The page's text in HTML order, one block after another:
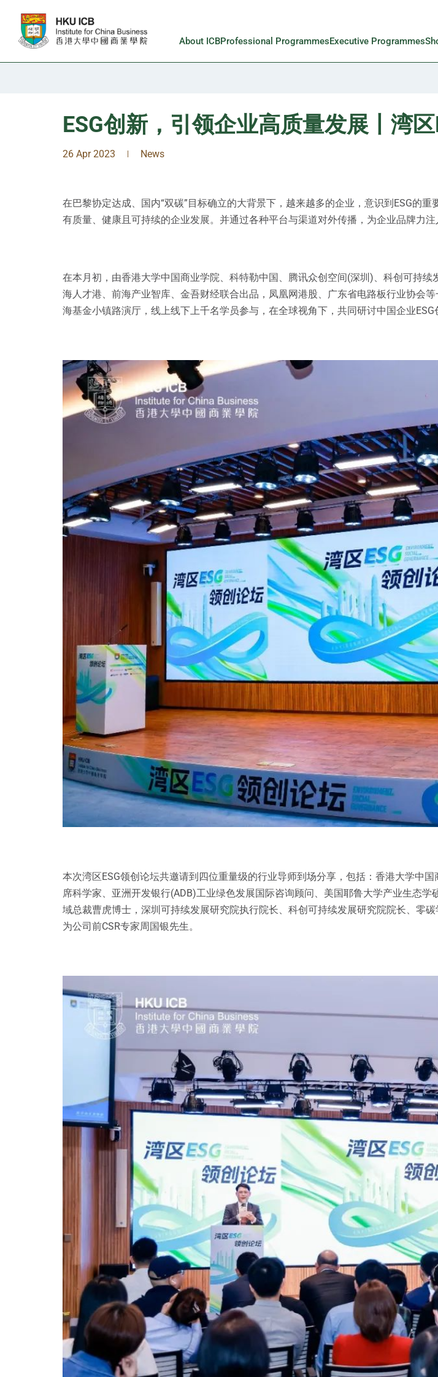
About ICBProfessional ProgrammesExecutive Programmes
ESG创新，引领企业高质量发展丨湾
26 Apr 2023 | News
在巴黎协定达成、国内“双碳”目标确立的大背景下，越来越多的企业，意识到ESG的
有质量、健康且可持续的企业发展。并通过各种平台与渠道对外传播，为企业品牌力注
在本月初，由香港大学中国商业学院、科特勒中国、腾讯众创空间(深圳)、科创可持
海人才港、前海产业智库、金吾财经联合出品，凤凰网港股、广东省电路板行业协会
海基金小镇路演厅，线上线下上千名学员参与，在全球视角下，共同研讨中国企业ESG
本次湾区ESG领创论坛共邀请到四位重量级的行业导师到场分享，包括：香港大学中
席科学家、亚洲开发银行(ADB)工业绿色发展国际咨询顾问、美国耶鲁大学产业生态
域总裁曹虎博士，深圳可持续发展研究院执行院长、科创可持续发展研究院院长、零
为公司前CSR专家周国银先生。